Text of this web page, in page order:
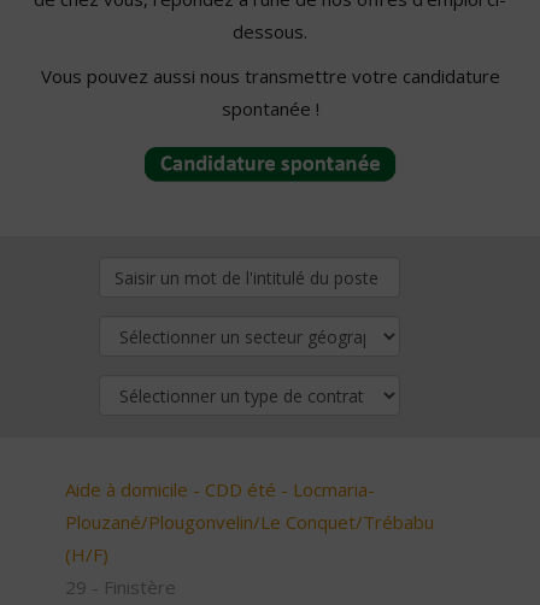
dessous.
Vous pouvez aussi nous transmettre votre candidature
spontanée !
Aide à domicile - CDD été - Locmaria-
Plouzané/Plougonvelin/Le Conquet/Trébabu
(H/F)
29 - Finistère